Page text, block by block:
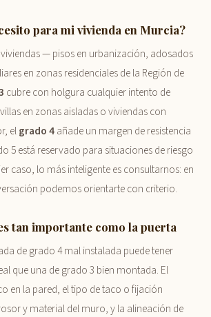
para mi vivienda en Murcia?
— pisos en urbanización, adosados
en zonas residenciales de la Región de
cubre con holgura cualquier intento de
en zonas aisladas o viviendas con
elgrado 4añade un margen de resistencia
5 está reservado para situaciones de riesgo
caso, lo más inteligente es consultarnos: en
podemos orientarte con criterio.
tan importante como la puerta
de grado 4 mal instalada puede tener
que una de grado 3 bien montada. El
en la pared, el tipo de taco o fijación
y material del muro, y la alineación de